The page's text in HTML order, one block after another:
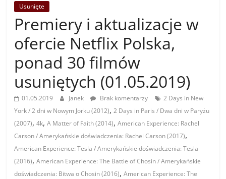
Usunięte
Premiery i aktualizacje w
ofercie Netflix Polska,
ponad 30 filmów
usuniętych (01.05.2019)
01.05.2019 Janek Brak komentarzy
2 Days in New
York / 2 dni w Nowym Jorku (2012),2 Days in Paris / Dwa dni w Paryżu
(2007),4k,A Matter of Faith (2014),American Experience: Rachel
Carson / Amerykańskie doświadczenia: Rachel Carson (2017),
American Experience: Tesla / Amerykańskie doświadczenia: Tesla
(2016),American Experience: The Battle of Chosin / Amerykańskie
doświadczenia: Bitwa o Chosin (2016),American Experience: The